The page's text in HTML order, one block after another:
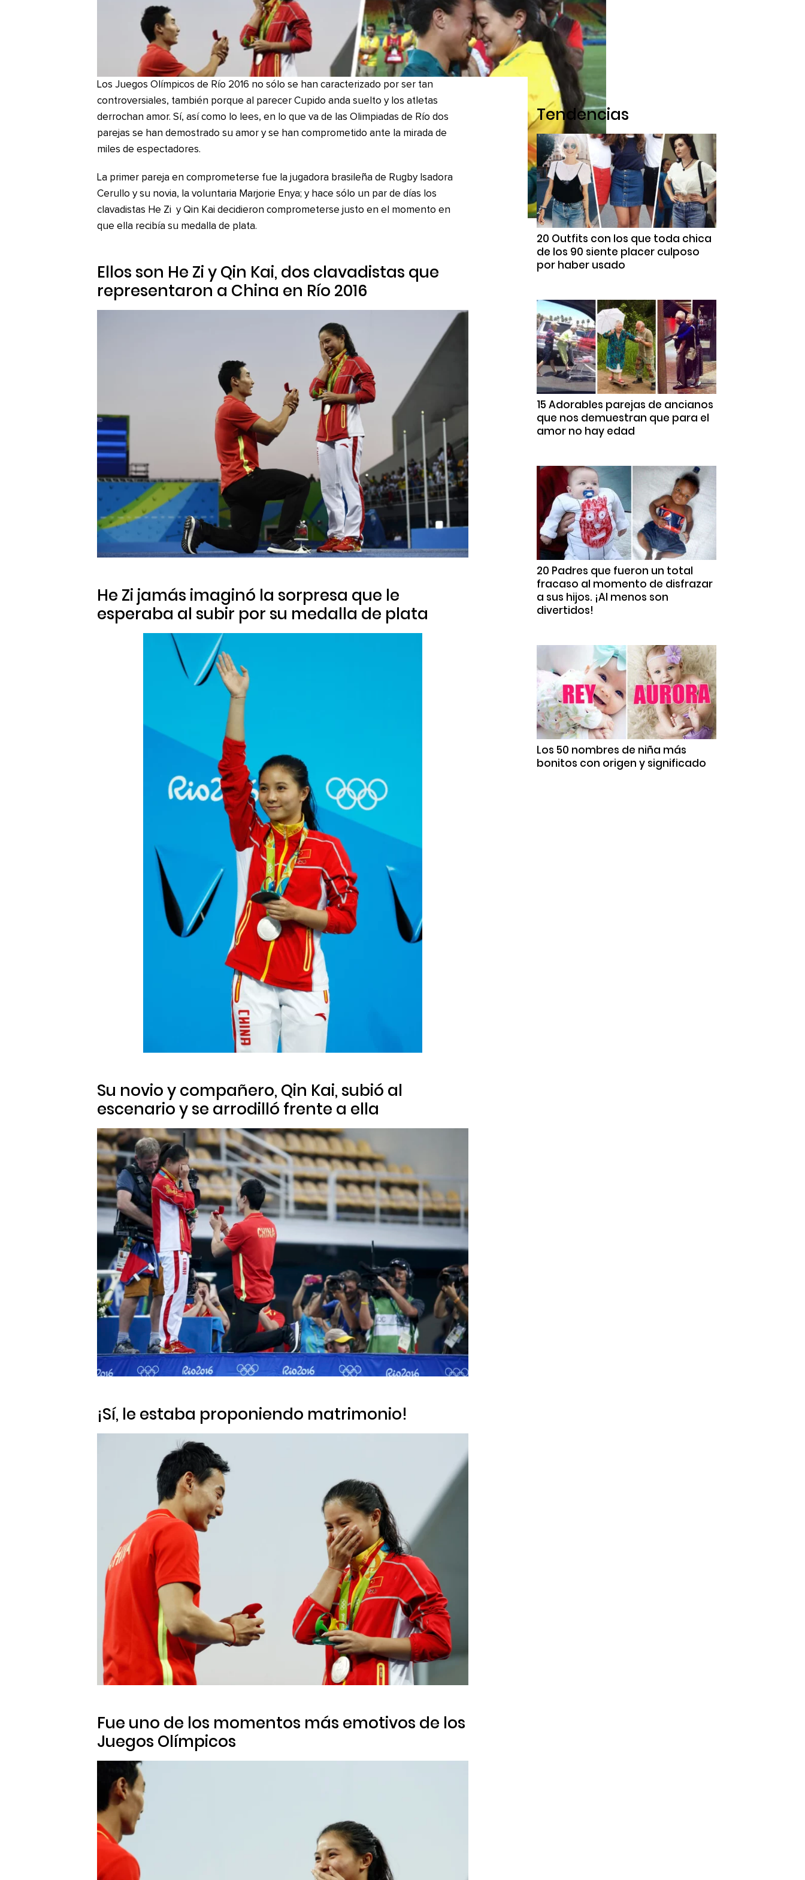
Los Juegos Olímpicos de Río 2016 no sólo se han caracterizado por ser tan
controversiales, también porque al parecer Cupido anda suelto y los atletas
derrochan amor. Sí, así como lo lees, en lo que va de las Olimpiadas de Río dos
parejas se han demostrado su amor y se han comprometido ante la mirada de
miles de espectadores.
La primer pareja en comprometerse fue la jugadora brasileña de Rugby Isadora
Cerullo y su novia, la voluntaria Marjorie Enya; y hace sólo un par de días los
clavadistas He Zi y Qin Kai decidieron comprometerse justo en el momento en
que ella recibía su medalla de plata.
Ellos son He Zi y Qin Kai, dos clavadistas que
representaron a China en Río 2016
He Zi jamás imaginó la sorpresa que le
esperaba al subir por su medalla de plata
Su novio y compañero, Qin Kai, subió al
escenario y se arrodilló frente a ella
¡Sí, le estaba proponiendo matrimonio!
Fue uno de los momentos más emotivos de los
Juegos Olímpicos
Tendencias
20 Outfits con los que toda chica
de los 90 siente placer culposo
por haber usado
15 Adorables parejas de ancianos
que nos demuestran que para el
amor no hay edad
20 Padres que fueron un total
fracaso al momento de disfrazar
a sus hijos. ¡Al menos son
divertidos!
Los 50 nombres de niña más
bonitos con origen y significado